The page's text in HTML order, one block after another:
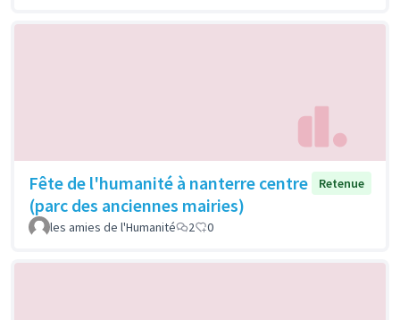
Fête de l'humanité à nanterre centre
(parc des anciennes mairies)
Retenue
les amies de l'Humanité 2 0